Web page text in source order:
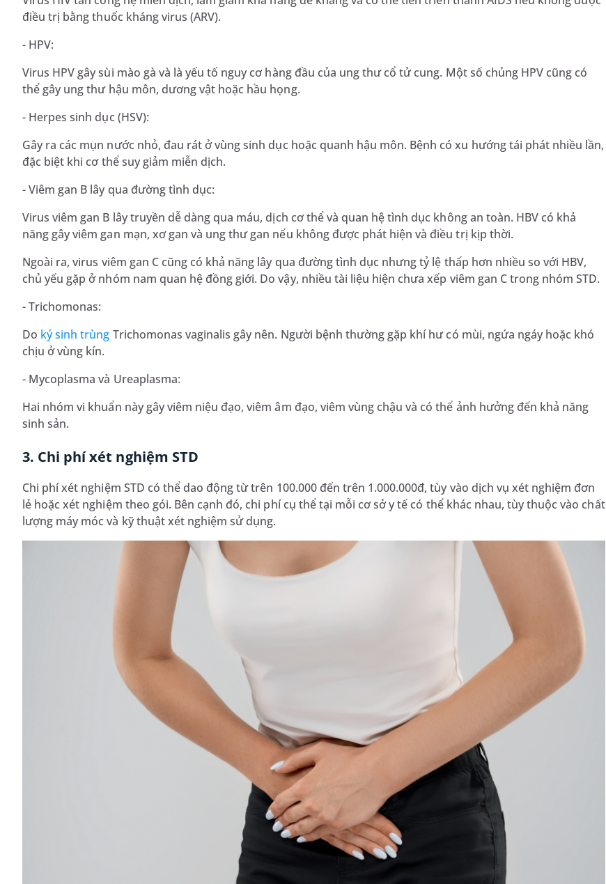
điều trị bằng thuốc kháng virus (ARV).
- HPV:
Virus HPV gây sùi mào gà và là yếu tố nguy cơ hàng đầu của ung thư cổ tử cung. Một số chủng HPV cũng có
thể gây ung thư hậu môn, dương vật hoặc hầu họng.
- Herpes sinh dục (HSV):
Gây ra các mụn nước nhỏ, đau rát ở vùng sinh dục hoặc quanh hậu môn. Bệnh có xu hướng tái phát nhiều lần,
đặc biệt khi cơ thể suy giảm miễn dịch.
- Viêm gan B lây qua đường tình dục:
Virus viêm gan B lây truyền dễ dàng qua máu, dịch cơ thể và quan hệ tình dục không an toàn. HBV có khả
năng gây viêm gan mạn, xơ gan và ung thư gan nếu không được phát hiện và điều trị kịp thời.
Ngoài ra, virus viêm gan C cũng có khả năng lây qua đường tình dục nhưng tỷ lệ thấp hơn nhiều so với HBV,
chủ yếu gặp ở nhóm nam quan hệ đồng giới. Do vậy, nhiều tài liệu hiện chưa xếp viêm gan C trong nhóm STD.
- Trichomonas:
Do ký sinh trùng Trichomonas vaginalis gây nên. Người bệnh thường gặp khí hư có mùi, ngứa ngáy hoặc khó
chịu ở vùng kín.
- Mycoplasma và Ureaplasma:
Hai nhóm vi khuẩn này gây viêm niệu đạo, viêm âm đạo, viêm vùng chậu và có thể ảnh hưởng đến khả năng
sinh sản.
3. Chi phí xét nghiệm STD
Chi phí xét nghiệm STD có thể dao động từ trên 100.000 đến trên 1.000.000đ, tùy vào dịch vụ xét nghiệm đơn
lẻ hoặc xét nghiệm theo gói. Bên cạnh đó, chi phí cụ thể tại mỗi cơ sở y tế có thể khác nhau, tùy thuộc vào chất
lượng máy móc và kỹ thuật xét nghiệm sử dụng.